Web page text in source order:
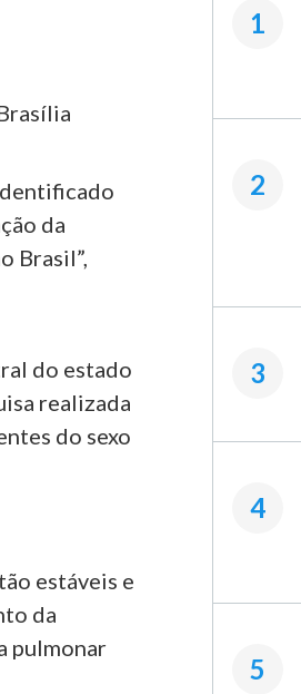
da
Brasil”,
do estado
realizada
do sexo
estáveis e
da
pulmonar
1
2
3
4
5